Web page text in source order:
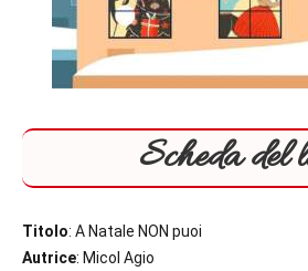
Scheda del
Titolo: A Natale NON puoi
Autrice: Micol Agio